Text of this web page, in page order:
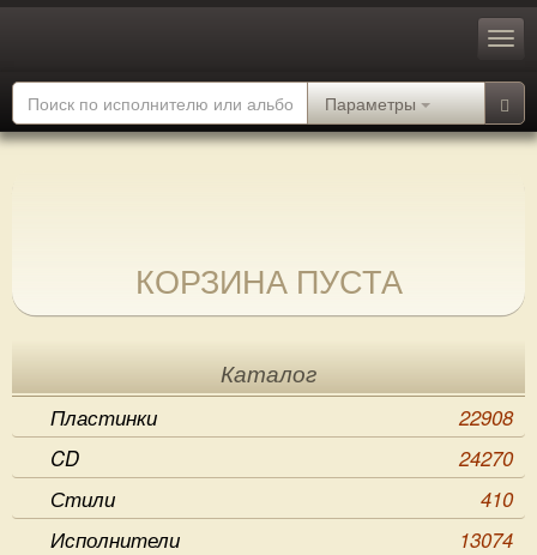
Параметры
КОРЗИНА ПУСТА
Каталог
Пластинки
22908
CD
24270
Стили
410
Исполнители
13074